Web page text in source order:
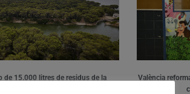
de 15.000 litres de residus de la
València